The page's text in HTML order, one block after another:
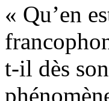
« Qu’en
t-il dès